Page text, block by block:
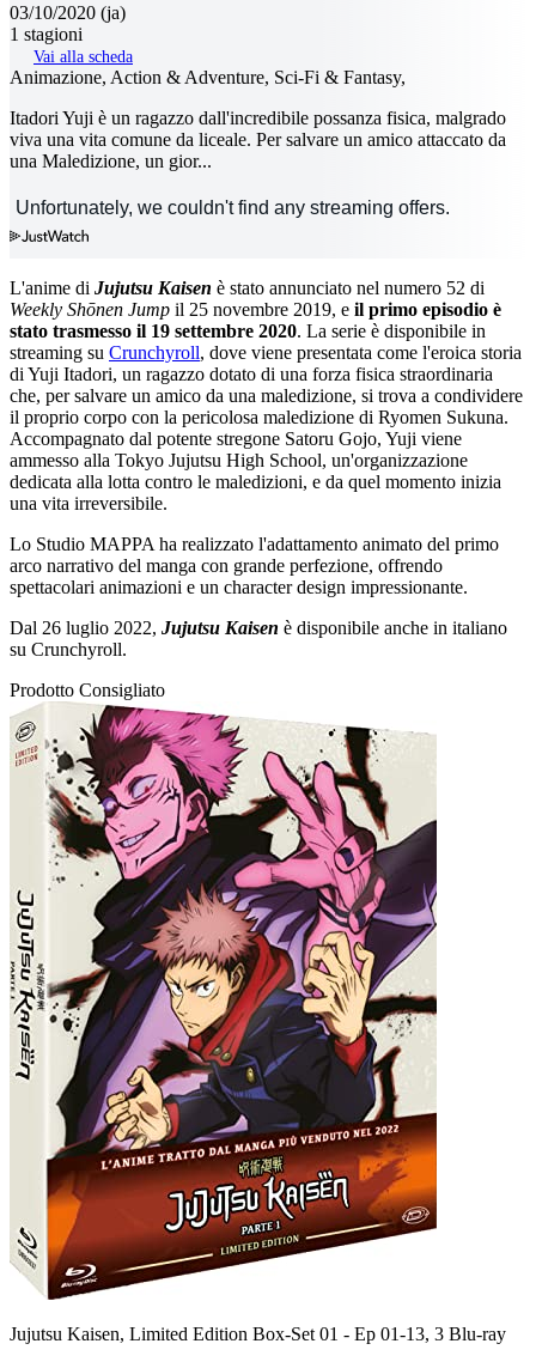
03/10/2020 (ja)
1 stagioni
Vai alla scheda
Animazione, Action & Adventure, Sci-Fi & Fantasy,
Itadori Yuji è un ragazzo dall'incredibile possanza fisica, malgrado
viva una vita comune da liceale. Per salvare un amico attaccato da
una Maledizione, un gior...
L'anime di Jujutsu Kaisen è stato annunciato nel numero 52 di
Weekly Shōnen Jump il 25 novembre 2019, e il primo episodio è
stato trasmesso il 19 settembre 2020. La serie è disponibile in
streaming su Crunchyroll, dove viene presentata come l'eroica storia
di Yuji Itadori, un ragazzo dotato di una forza fisica straordinaria
che, per salvare un amico da una maledizione, si trova a condividere
il proprio corpo con la pericolosa maledizione di Ryomen Sukuna.
Accompagnato dal potente stregone Satoru Gojo, Yuji viene
ammesso alla Tokyo Jujutsu High School, un'organizzazione
dedicata alla lotta contro le maledizioni, e da quel momento inizia
una vita irreversibile.
Lo Studio MAPPA ha realizzato l'adattamento animato del primo
arco narrativo del manga con grande perfezione, offrendo
spettacolari animazioni e un character design impressionante.
Dal 26 luglio 2022, Jujutsu Kaisen è disponibile anche in italiano
su Crunchyroll.
Prodotto Consigliato
Jujutsu Kaisen, Limited Edition Box-Set 01 - Ep 01-13, 3 Blu-ray